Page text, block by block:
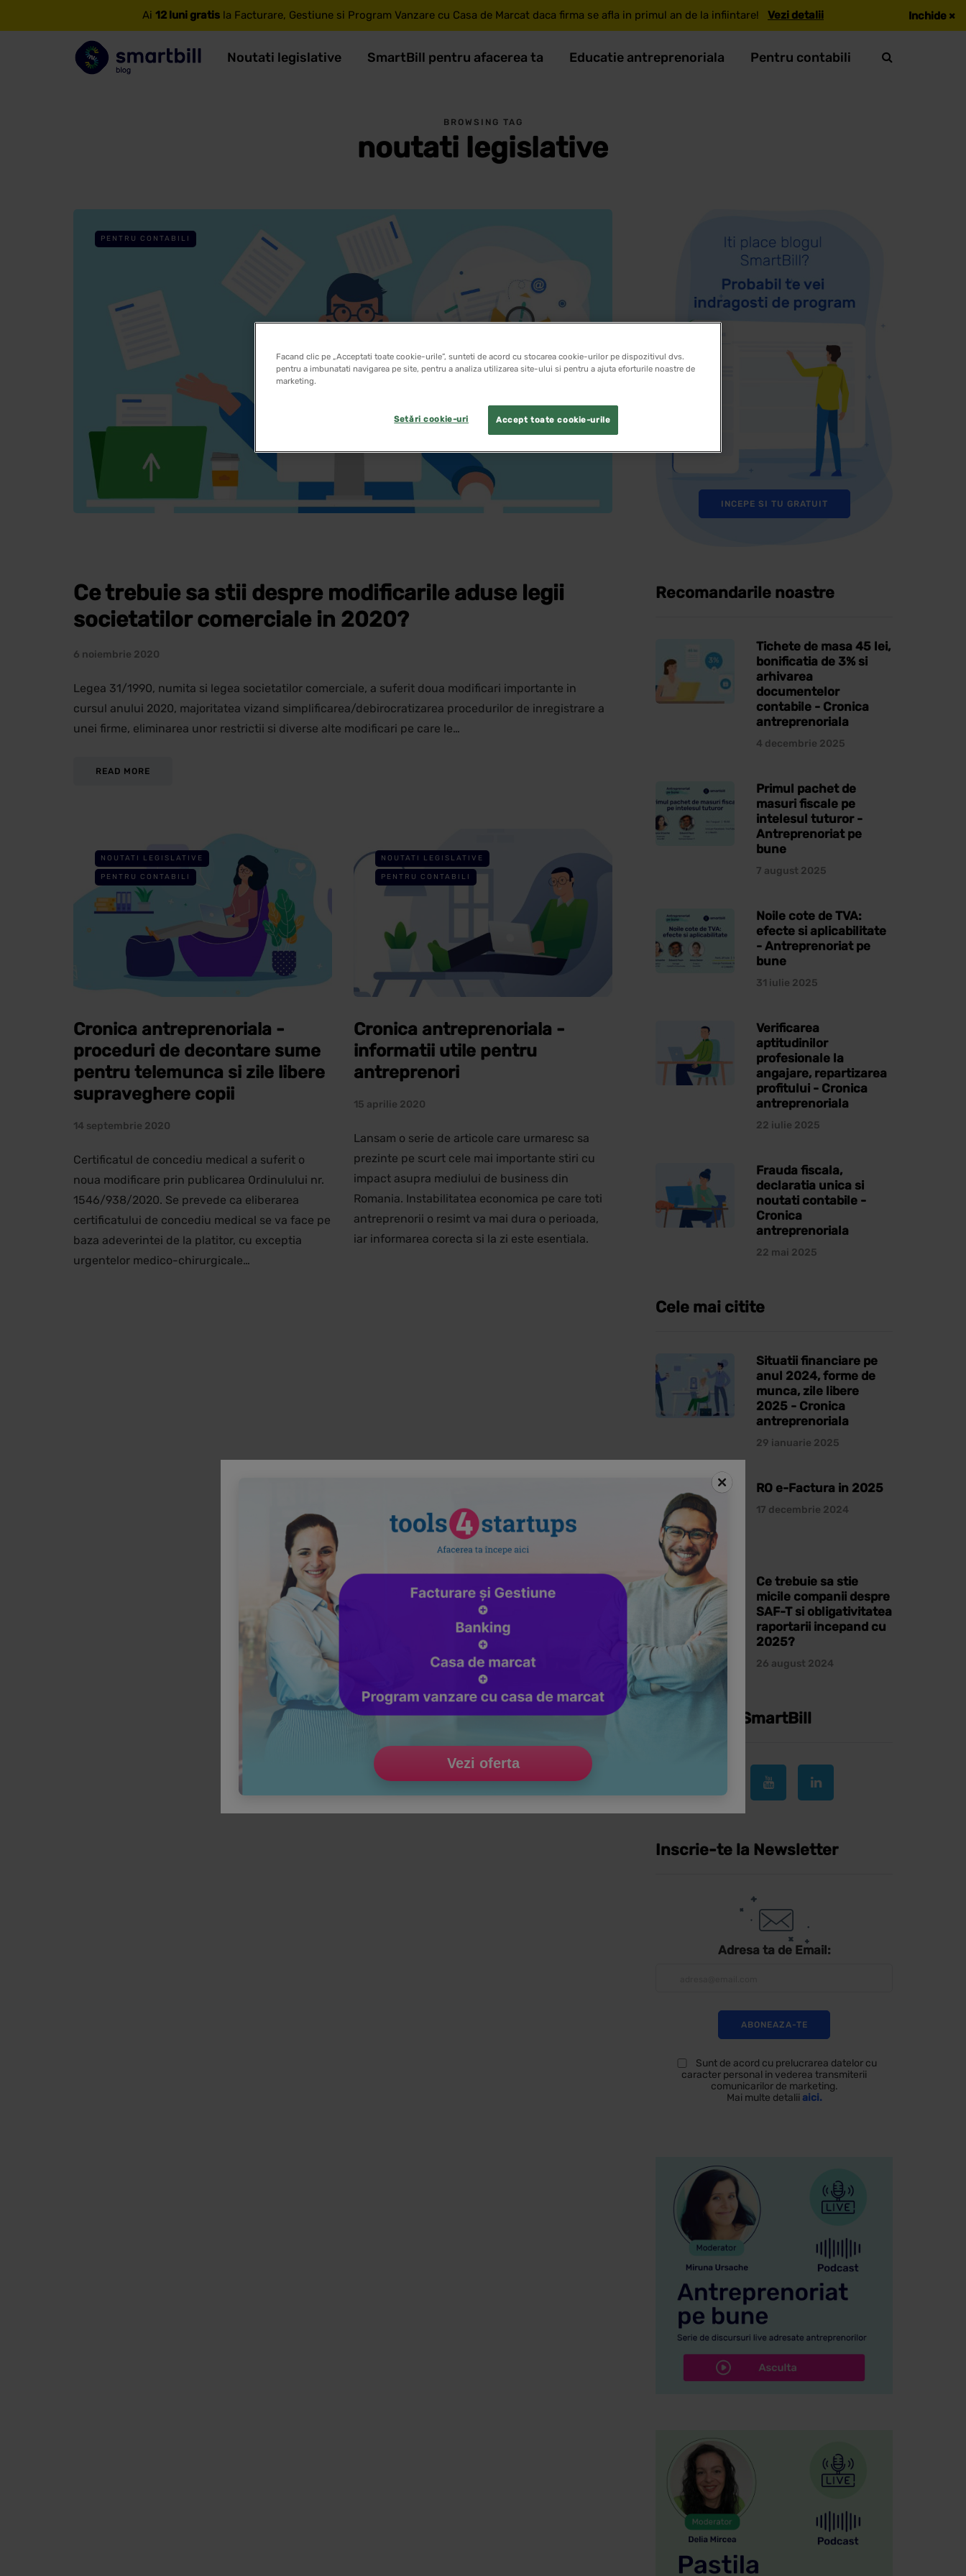
Ai 12 luni gratis la Facturare, Gestiune si Program Vanzare cu Casa de Marcat daca firma se afla in primul an de la infiintare! Vezi detalii Inchide ×
Noutati legislative SmartBill pentru afacerea ta Educatie antreprenoriala Pentru contabili
BROWSING TAG
noutati legislative
PENTRU CONTABILI
Ce trebuie sa stii despre modificarile aduse legii
societatilor comerciale in 2020?
6 noiembrie 2020
Legea 31/1990, numita si legea societatilor comerciale, a suferit doua modificari importante in
cursul anului 2020, majoritatea vizand simplificarea/debirocratizarea procedurilor de inregistrare a
unei firme, eliminarea unor restrictii si diverse alte modificari pe care le…
READ MORE
NOUTATI LEGISLATIVE
PENTRU CONTABILI
Cronica antreprenoriala -
proceduri de decontare sume
pentru telemunca si zile libere
supraveghere copii
14 septembrie 2020
Certificatul de concediu medical a suferit o
noua modificare prin publicarea Ordinulului nr.
1546/938/2020. Se prevede ca eliberarea
certificatului de concediu medical se va face pe
baza adeverintei de la platitor, cu exceptia
urgentelor medico-chirurgicale…
NOUTATI LEGISLATIVE
PENTRU CONTABILI
Cronica antreprenoriala -
informatii utile pentru
antreprenori
15 aprilie 2020
Lansam o serie de articole care urmaresc sa
prezinte pe scurt cele mai importante stiri cu
impact asupra mediului de business din
Romania. Instabilitatea economica pe care toti
antreprenorii o resimt va mai dura o perioada,
iar informarea corecta si la zi este esentiala.
INCEPE SI TU GRATUIT
Recomandarile noastre
Tichete de masa 45 lei,
bonificatia de 3% si
arhivarea
documentelor
contabile - Cronica
antreprenoriala
4 decembrie 2025
Primul pachet de
masuri fiscale pe
intelesul tuturor -
Antreprenoriat pe
bune
7 august 2025
Noile cote de TVA:
efecte si aplicabilitate
- Antreprenoriat pe
bune
31 iulie 2025
Verificarea
aptitudinilor
profesionale la
angajare, repartizarea
profitului - Cronica
antreprenoriala
22 iulie 2025
Frauda fiscala,
declaratia unica si
noutati contabile -
Cronica
antreprenoriala
22 mai 2025
Cele mai citite
Situatii financiare pe
anul 2024, forme de
munca, zile libere
2025 - Cronica
antreprenoriala
29 ianuarie 2025
RO e-Factura in 2025
17 decembrie 2024
Ce trebuie sa stie
micile companii despre
SAF-T si obligativitatea
raportarii incepand cu
2025?
26 august 2024
Urmareste SmartBill
Inscrie-te la Newsletter
Adresa ta de Email:
Sunt de acord cu prelucrarea datelor cu
caracter personal in vederea transmiterii
comunicarilor de marketing.
Mai multe detalii aici.
Facand clic pe „Acceptati toate cookie-urile”, sunteti de acord cu stocarea cookie-urilor pe dispozitivul dvs.
pentru a imbunatati navigarea pe site, pentru a analiza utilizarea site-ului si pentru a ajuta eforturile noastre de
marketing.
Accept toate cookie-urile
Setări cookie-uri